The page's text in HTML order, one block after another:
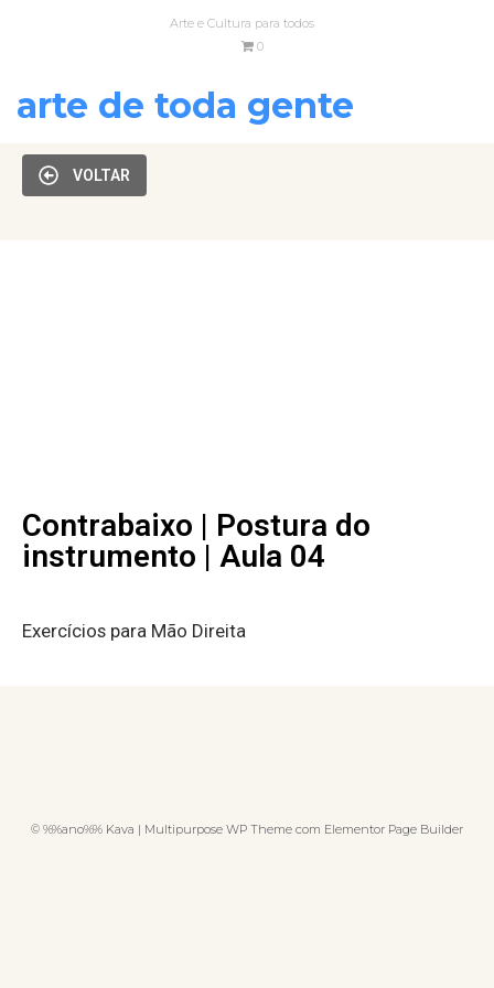
Arte e Cultura para todos
0
arte de toda gente
VOLTAR
Contrabaixo | Postura do
instrumento | Aula 04
Exercícios para Mão Direita
© %%ano%% Kava | Multipurpose WP Theme com Elementor Page Builder